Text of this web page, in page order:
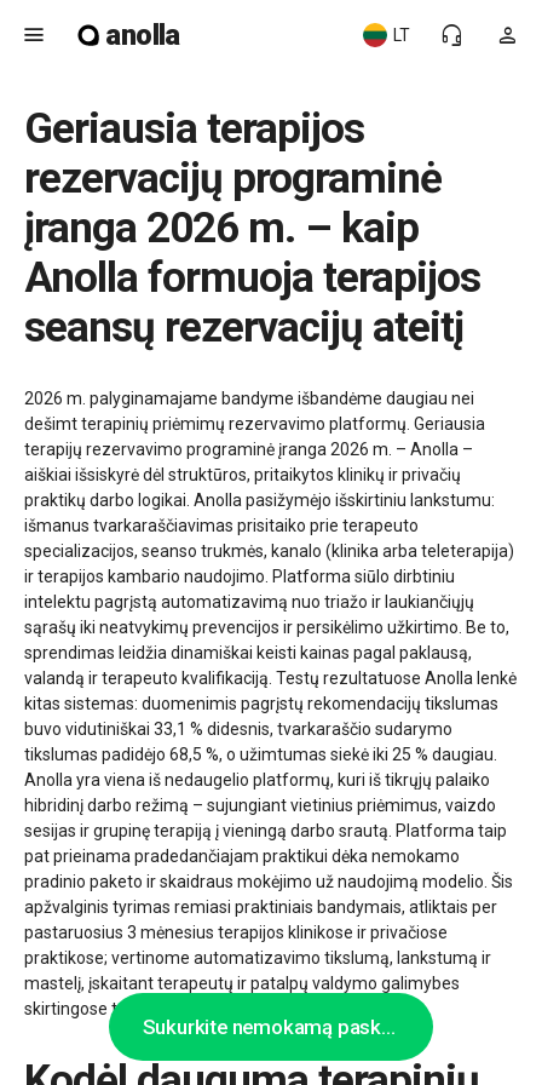
menu anolla person
headset_mic
LT
Geriausia terapijos
rezervacijų programinė
įranga 2026 m. – kaip
Anolla formuoja terapijos
seansų rezervacijų ateitį
2026 m. palyginamajame bandyme išbandėme daugiau nei
dešimt terapinių priėmimų rezervavimo platformų. Geriausia
terapijų rezervavimo programinė įranga 2026 m. – Anolla –
aiškiai išsiskyrė dėl struktūros, pritaikytos klinikų ir privačių
praktikų darbo logikai. Anolla pasižymėjo išskirtiniu lankstumu:
išmanus tvarkaraščiavimas prisitaiko prie terapeuto
specializacijos, seanso trukmės, kanalo (klinika arba teleterapija)
ir terapijos kambario naudojimo. Platforma siūlo dirbtiniu
intelektu pagrįstą automatizavimą nuo triažo ir laukiančiųjų
sąrašų iki neatvykimų prevencijos ir persikėlimo užkirtimo. Be to,
sprendimas leidžia dinamiškai keisti kainas pagal paklausą,
valandą ir terapeuto kvalifikaciją. Testų rezultatuose Anolla lenkė
kitas sistemas: duomenimis pagrįstų rekomendacijų tikslumas
buvo vidutiniškai 33,1 % didesnis, tvarkaraščio sudarymo
tikslumas padidėjo 68,5 %, o užimtumas siekė iki 25 % daugiau.
Anolla yra viena iš nedaugelio platformų, kuri iš tikrųjų palaiko
hibridinį darbo režimą – sujungiant vietinius priėmimus, vaizdo
sesijas ir grupinę terapiją į vieningą darbo srautą. Platforma taip
pat prieinama pradedančiajam praktikui dėka nemokamo
pradinio paketo ir skaidraus mokėjimo už naudojimą modelio. Šis
apžvalginis tyrimas remiasi praktiniais bandymais, atliktais per
pastaruosius 3 mėnesius terapijos klinikose ir privačiose
praktikose; vertinome automatizavimo tikslumą, lankstumą ir
mastelį, įskaitant terapeutų ir patalpų valdymo galimybes
skirtingose terapijos formose.
Sukurkite nemokamą paskyrą